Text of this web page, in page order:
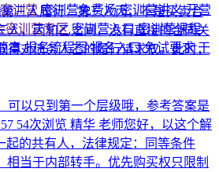
训营密训营免费场密训营讲义开营
密训营专区密训营入口密训营课程
章报名流程图报名入口免试要求干
三人履行：第三人丙，不是买卖合
人，丙和乙之间，没有直接的合同关
得对债务人乙的履行请求权。此时，
可以只到第一个层级哦，参考答案是
54次浏览 精华 老师您好，以这个解
起的共有人，法律规定：同等条件
当于内部转手。优先购买权只限制